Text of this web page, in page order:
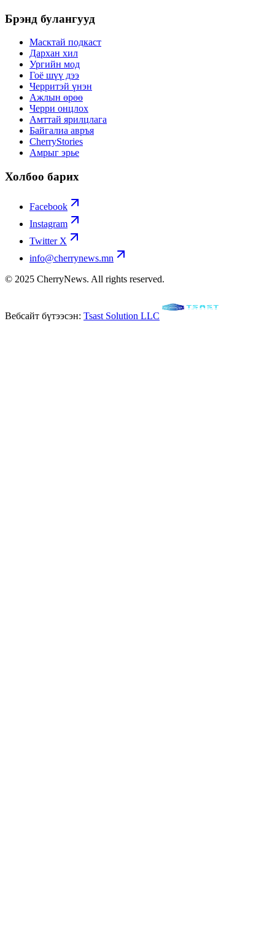
Брэнд булангууд
Масктай подкаст
Дархан хил
Ургийн мод
Гоё шүү дээ
Черритэй үнэн
Ажлын өрөө
Черри онцлох
Амттай ярилцлага
Байгалиа авръя
CherryStories
Амрыг эрье
Холбоо барих
Facebook
Instagram
Twitter X
info@cherrynews.mn
© 2025 CherryNews. All rights reserved.
Вебсайт бүтээсэн: Tsast Solution LLC